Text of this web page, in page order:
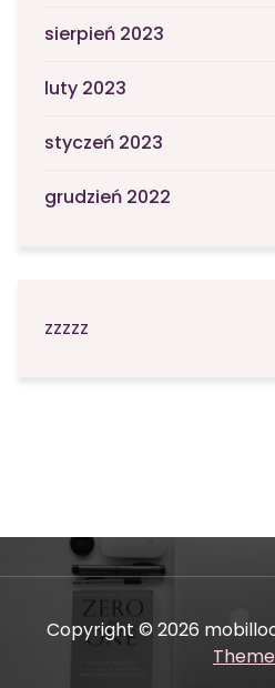
sierpień 2023
luty 2023
styczeń 2023
grudzień 2022
zzzzz
Copyright © 2026